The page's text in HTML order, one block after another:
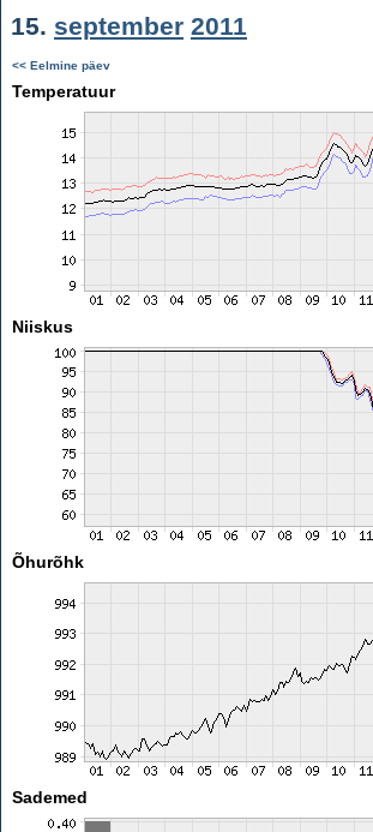
15. september 2011
<< Eelmine päev
Temperatuur
Niiskus
Õhurõhk
Sademed